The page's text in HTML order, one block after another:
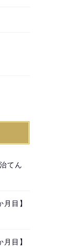
てん
目】
目】